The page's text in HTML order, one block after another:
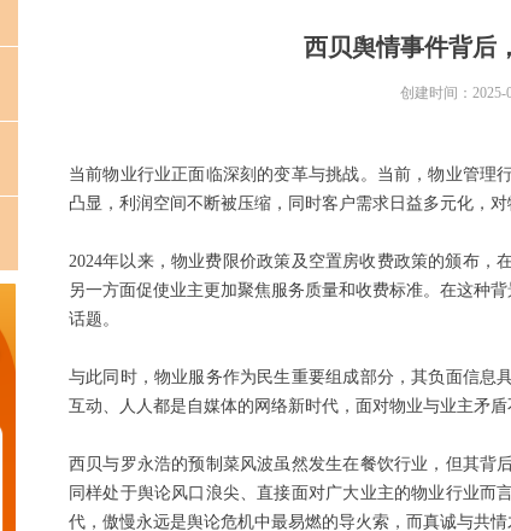
西贝舆情事件背后
当前物业行业正面临深刻的变革与挑战。当前，物业管理
凸显，利润空间不断被压缩，同时客户需求日益多元化，对
2024年以来，物业费限价政策及空置房收费政策的颁布，
另一方面促使业主更加聚焦服务质量和收费标准。在这种
话题。
与此同时，物业服务作为民生重要组成部分，其负面信息
互动、人人都是自媒体的网络新时代，面对物业与业主矛
西贝与罗永浩的预制菜风波虽然发生在餐饮行业，但其背
同样处于舆论风口浪尖、直接面对广大业主的物业行业
代，傲慢永远是舆论危机中最易燃的导火索，而真诚与共情
创建时间： 2025-